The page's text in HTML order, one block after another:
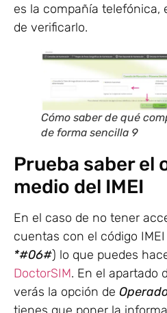
es la compañía telefónica,
de verificarlo.
Cómo saber de qué
de forma sencilla 9
Prueba saber el
medio del IMEI
En el caso de no tener
cuentas con el código
*#06#) lo que puedes
DoctorSIM. En el apartado
verás la opción de